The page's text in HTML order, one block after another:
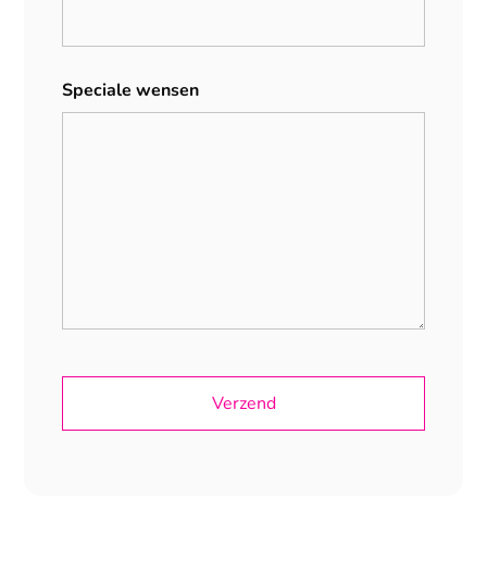
Speciale wensen